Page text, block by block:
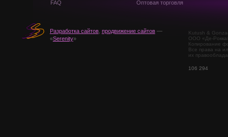
FAQ Оптовая торговля
Разработка сайтов, продвижение сайтов—
«Serenity»
Kutush &
ООО «Де-
Копирование
Все права на
их
106 294